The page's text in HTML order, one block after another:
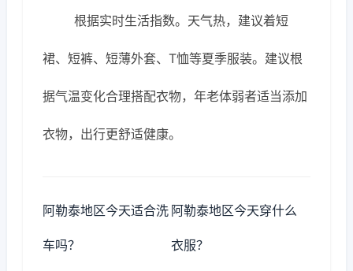
根据实时生活指数。天气热，建议着短
裙、短裤、短薄外套、T恤等夏季服装。建议根
据气温变化合理搭配衣物，年老体弱者适当添加
衣物，出行更舒适健康。
阿勒泰地区今天适合洗
车吗？
阿勒泰地区今天穿什么
衣服？